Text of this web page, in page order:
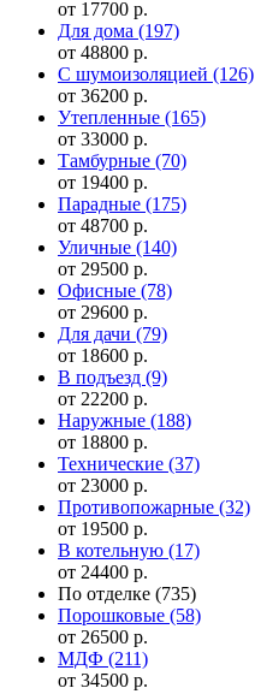
от 17700 р.
Для дома (197)
от 48800 р.
С шумоизоляцией (126)
от 36200 р.
Утепленные (165)
от 33000 р.
Тамбурные (70)
от 19400 р.
Парадные (175)
от 48700 р.
Уличные (140)
от 29500 р.
Офисные (78)
от 29600 р.
Для дачи (79)
от 18600 р.
В подъезд (9)
от 22200 р.
Наружные (188)
от 18800 р.
Технические (37)
от 23000 р.
Противопожарные (32)
от 19500 р.
В котельную (17)
от 24400 р.
По отделке (735)
Порошковые (58)
от 26500 р.
МДФ (211)
от 34500 р.